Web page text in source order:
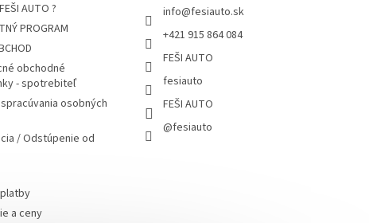
AUTO ?
PROGRAM
obchodné
- spotrebiteľ
osobných
/ Odstúpenie od
a ceny
info@fesiauto.sk
+421 915 864 084
FEŠI AUTO
fesiauto
FEŠI AUTO
@fesiauto